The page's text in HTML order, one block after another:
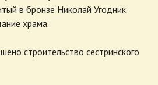
в бронзе Николай Угодник
храма.
строительство сестринского